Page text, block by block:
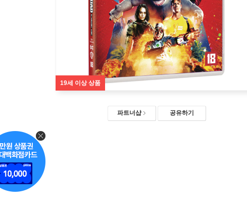
19세 이상 상품
파트너샵 공유하기